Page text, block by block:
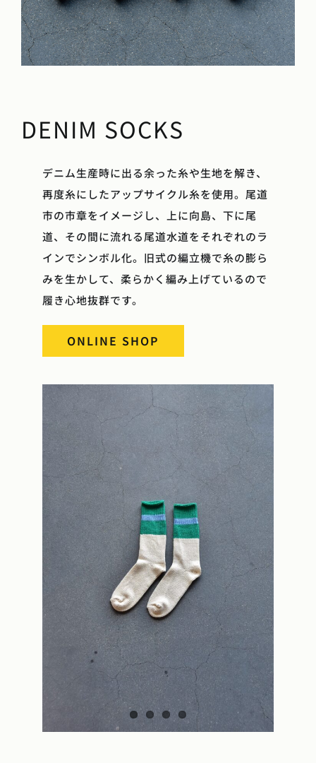
DENIM SOCKS
デニム生産時に出る余った糸や生地を解き、
再度糸にしたアップサイクル糸を使用。尾道
市の市章をイメージし、上に向島、下に尾
道、その間に流れる尾道水道をそれぞれのラ
インでシンボル化。旧式の編立機で糸の膨ら
みを生かして、柔らかく編み上げているので
履き心地抜群です。
ONLINE SHOP